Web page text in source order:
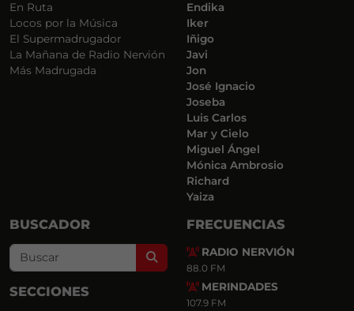
En Ruta
Locos por la Música
El Supermadrugador
La Mañana de Radio Nervión
Más Madrugada
Endika
Iker
Iñigo
Javi
Jon
José Ignacio
Joseba
Luis Carlos
Mar y Cielo
Miguel Ángel
Mónica Ambrosio
Richard
Yaiza
BUSCADOR
Search
SECCIONES
FRECUENCIAS
RADIO NERVIÓN
88.0 FM
MERINDADES
107.9 FM